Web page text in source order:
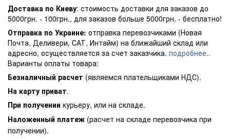
Доставка по Киеву: стоимость доставки для заказов до
5000грн. - 100грн., для заказов больше 5000грн. - бесплатно!
Отправка по Украине: отправка перевозчиками (Новая
Почта, Деливери, САТ, Интайм) на ближайший склад или
адресно, осуществляется за счет заказчика. подробнее..
Варианты оплаты товара:
Безналичный расчет (являемся плательщиками НДС).
На карту приват.
При получении курьеру, или на складе.
Наложенный платеж (расчет на складе перевозчика при
получении).